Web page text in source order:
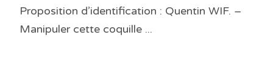
Proposition d’identification : Quentin WIF. –
Manipuler cette coquille ...